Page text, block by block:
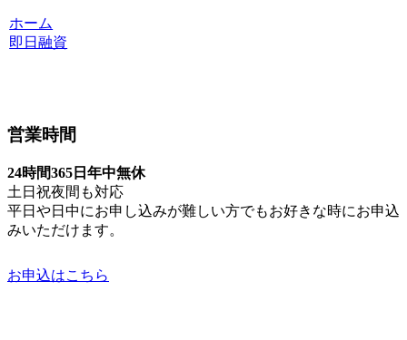
ホーム
即日融資
営業時間
24時間365日年中無休
土日祝夜間も対応
平日や日中にお申し込みが難しい方でもお好きな時にお申込
みいただけます。
お申込はこちら